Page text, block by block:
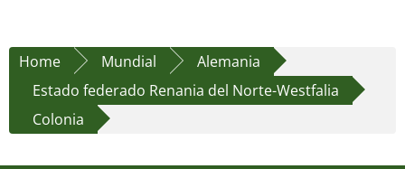
Home Mundial
Alemania
Estado federado Renania del Norte-Westfalia
Colonia